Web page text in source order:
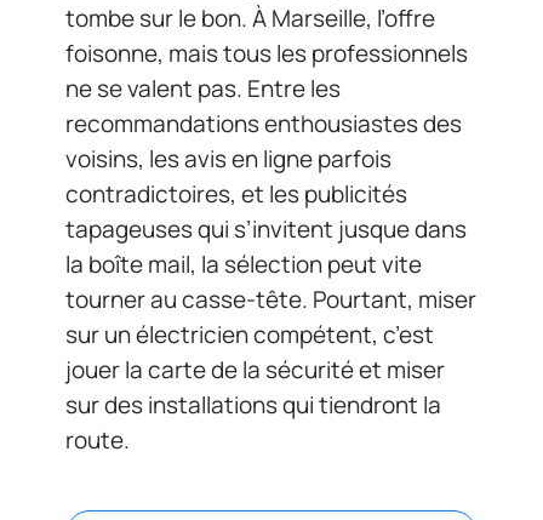
tombe sur le bon. À Marseille, l’offre
foisonne, mais tous les professionnels
ne se valent pas. Entre les
recommandations enthousiastes des
voisins, les avis en ligne parfois
contradictoires, et les publicités
tapageuses qui s’invitent jusque dans
la boîte mail, la sélection peut vite
tourner au casse-tête. Pourtant, miser
sur un électricien compétent, c’est
jouer la carte de la sécurité et miser
sur des installations qui tiendront la
route.